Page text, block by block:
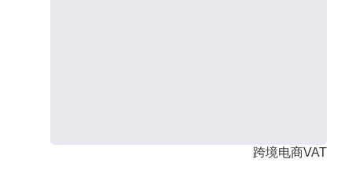
跨境电商VAT